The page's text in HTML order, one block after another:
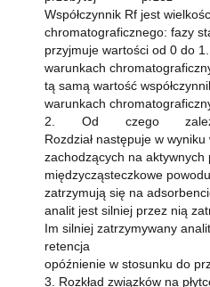
Współczynnik Rf jest
chromatograficznego: fazy
przyjmuje wartości od 0 do
warunkach
tą samą wartość
warunkach
2. Od czego zależy
Rozdział następuje w
zachodzących na
międzycząsteczkowe
zatrzymują się na
analit jest silniej przez nią
Im silniej zatrzymywany
opóźnienie w stosunku do
3. Rozkład związków na